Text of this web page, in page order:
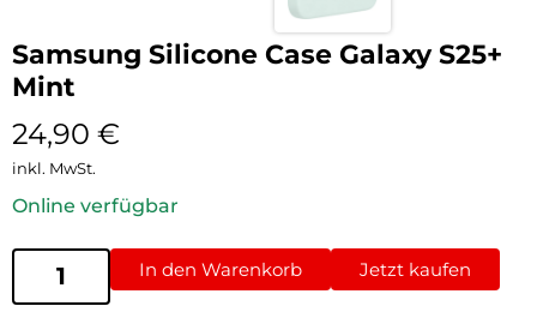
Samsung Silicone Case Galaxy S25+
Mint
24,90 €
inkl. MwSt.
Online verfügbar
In den Warenkorb Jetzt kaufen